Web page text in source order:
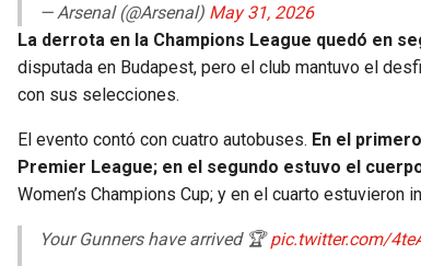
— Arsenal (@Arsenal) May 31, 2026
La derrota en la Champions League quedó en
disputada en Budapest, pero el club mantuvo el
con sus selecciones.
El evento contó con cuatro autobuses. En el
Premier League; en el segundo estuvo el
Women’s Champions Cup; y en el cuarto
Your Gunners have arrived 🏆pic.twitter.com/